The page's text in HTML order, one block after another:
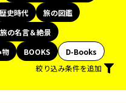
歴史時代
旅の図鑑
の名言＆絶景
物 BOOKS
D-Books
絞り込み条件を追加